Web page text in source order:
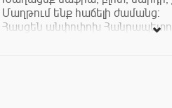
Մաղթում ենք հաճելի ժամանց:
Հասցեն անփոփոխ